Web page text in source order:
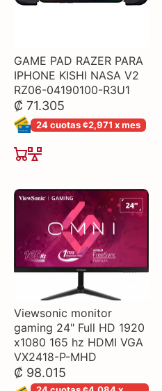
GAME PAD RAZER PARA
IPHONE KISHI NASA V2
RZ06-04190100-R3U1
₡ 71.305
24 cuotas ¢2,971 x mes
Viewsonic monitor
gaming 24" Full HD 1920
x1080 165 hz HDMI VGA
VX2418-P-MHD
₡ 98.015